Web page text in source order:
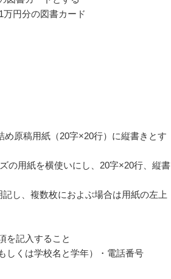
円分の図書カード
原稿用紙（20字×20行）に縦書きとす
の用紙を横使いにし、20字×20行、縦書
し、複数枚におよぶ場合は用紙の左上
を記入すること
しくは学校名と学年）・電話番号